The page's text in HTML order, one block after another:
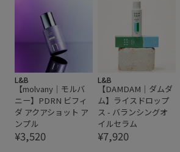
L&B
【molvany｜モルバ
ニー】PDRN ビフィ
ダ アクアショット ア
ンプル
¥3,520
L&B
【DAMDAM｜ダムダ
ム】ライスドロップ
ス - バランシングオ
イルセラム
¥7,920